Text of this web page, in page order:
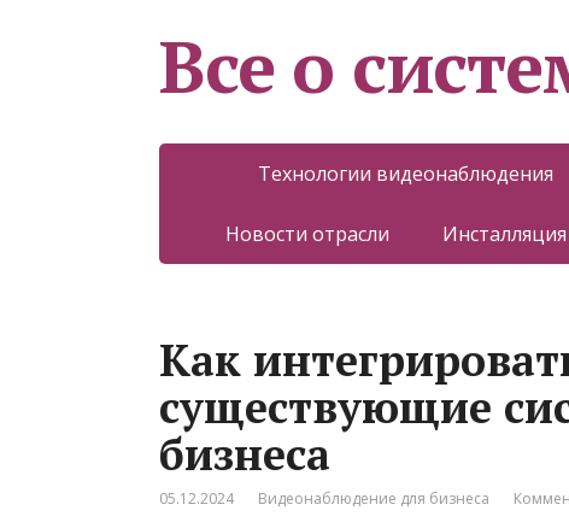
Все о
Технологии видеонаблюдения
Новости отрасли
Как
существующие
бизнеса
05.12.2024 Видеонаблюдение для бизнеса